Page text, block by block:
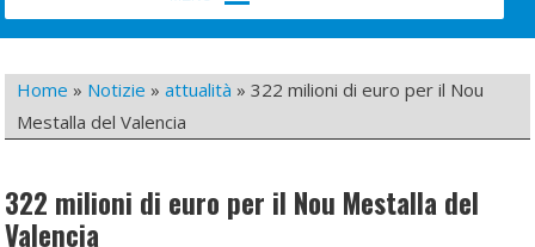
Home » Notizie »attualità »322 milioni di euro per il Nou
Mestalla del Valencia
322 milioni di euro per il Nou Mestalla del
Valencia